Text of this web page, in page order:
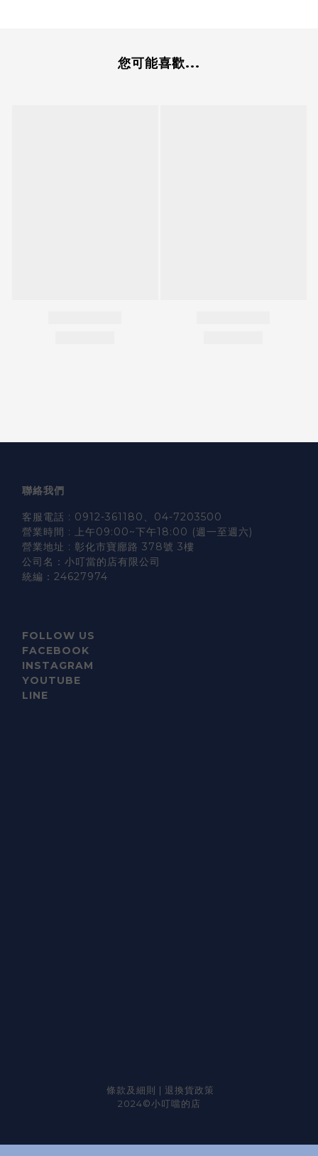
您可能喜歡...
聯絡我們
客服電話 : 0912-361180、04-7203500
營業時間 : 上午09:00~下午18:00 (週一至週六)
營業地址 : 彰化市寶廍路 378號 3樓
公司名：小叮當的店有限公司
統編：24627974
FOLLOW US
FACEBOOK
INSTAGRAM
YOUTUBE
LINE
條款及細則 | 退換貨政策
2024©小叮噹的店